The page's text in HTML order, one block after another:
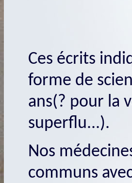
Ces écrits
forme de
ans(? pour la
superflu...).
Nos
communs